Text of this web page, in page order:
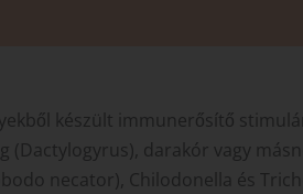
készült immunerősítő
darakór vagy
necator), Chilodonella és